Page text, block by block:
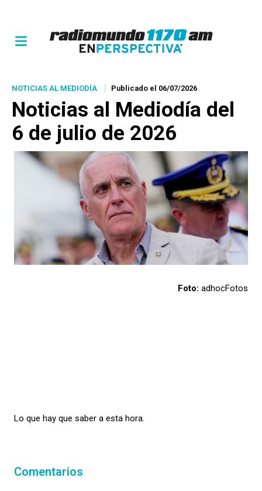
NOTICIAS AL MEDIODÍA Publicado el 06/07/2026
Noticias al Mediodía del
6 de julio de 2026
Foto: adhocFotos
Lo que hay que saber a esta hora.
Comentarios